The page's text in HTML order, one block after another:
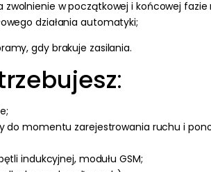
zwolnienie w początkowej i końcowej
działania automatyki;
gdy brakuje zasilania.
:
do momentu zarejestrowania ruchu i
indukcyjnej, modułu GSM;